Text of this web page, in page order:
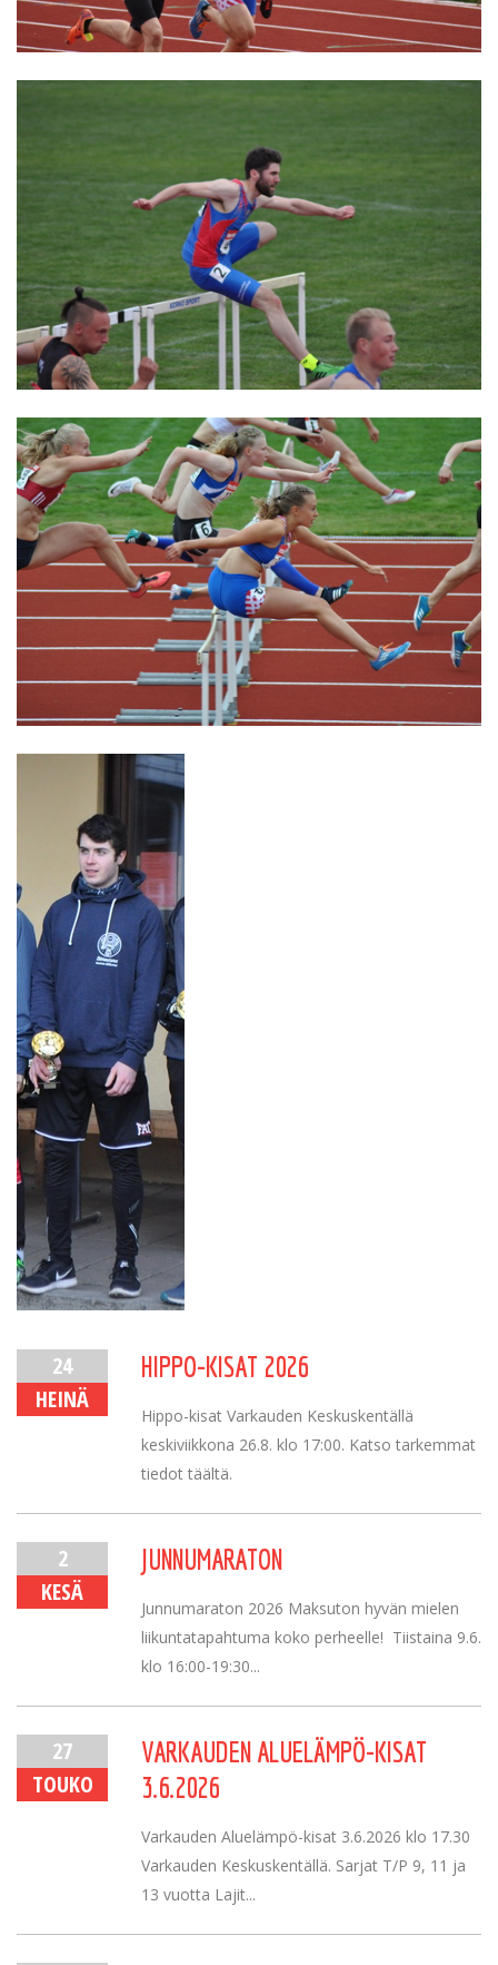
24
HEINÄ
HIPPO-KISAT 2026
Hippo-kisat Varkauden Keskuskentällä
keskiviikkona 26.8. klo 17:00. Katso tarkemmat
tiedot täältä.
2
KESÄ
JUNNUMARATON
Junnumaraton 2026 Maksuton hyvän mielen
liikuntatapahtuma koko perheelle! Tiistaina 9.6.
klo 16:00-19:30...
27
TOUKO
VARKAUDEN ALUELÄMPÖ-KISAT
3.6.2026
Varkauden Aluelämpö-kisat 3.6.2026 klo 17.30
Varkauden Keskuskentällä. Sarjat T/P 9, 11 ja
13 vuotta Lajit...